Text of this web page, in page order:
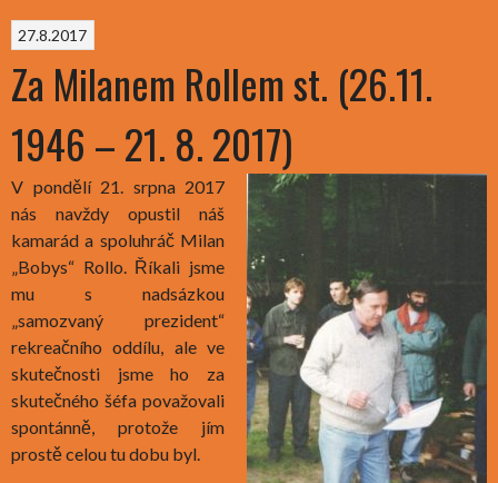
27.8.2017
Za Milanem Rollem st. (26.11.
1946 – 21. 8. 2017)
V pondělí 21. srpna 2017
nás navždy opustil náš
kamarád a spoluhráč Milan
„Bobys“ Rollo. Říkali jsme
mu s nadsázkou
„samozvaný prezident“
rekreačního oddílu, ale ve
skutečnosti jsme ho za
skutečného šéfa považovali
spontánně, protože jím
prostě celou tu dobu byl.